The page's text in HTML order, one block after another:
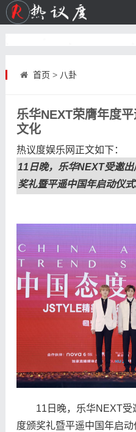
首页 > 八卦
乐华NEXT荣膺年度
文化
热议度娱乐网 正文如下：
11日晚，乐华NEXT受邀
奖礼暨平遥中国年启动仪式
11日晚，乐华NEXT受
度颁奖礼暨平遥中国年启